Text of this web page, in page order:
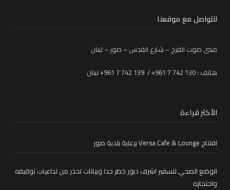
للتواصل مع موقعنا
مبنى صوت الفرح – شارع القدس – صور – لبنان
هاتف : 130 742 7 961+ / 139 742 7 961+ لبنان
الأكثر قراءة
افتتاح Versa Cafe & Lounge برعاية بلدية صور
الوضع الصحي للسفير اشرف دبور خطر جدا وبيانات تحذر من تداعيات توقيفه
واحتجازه